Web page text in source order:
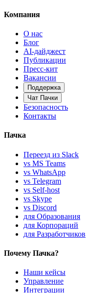
Компания
О нас
Блог
AI-дайджест
Публикации
Пресс-кит
Вакансии
Поддержка
Чат Пачки
Безопасность
Контакты
Пачка
Переезд из Slack
vs MS Teams
vs WhatsApp
vs Telegram
vs Self-host
vs Skype
vs Discord
для Образования
для Корпораций
для Разработчиков
Почему Пачка?
Наши кейсы
Управление
Интеграции